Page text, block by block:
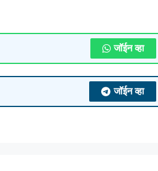
जॉईन व्हा
जॉईन व्हा